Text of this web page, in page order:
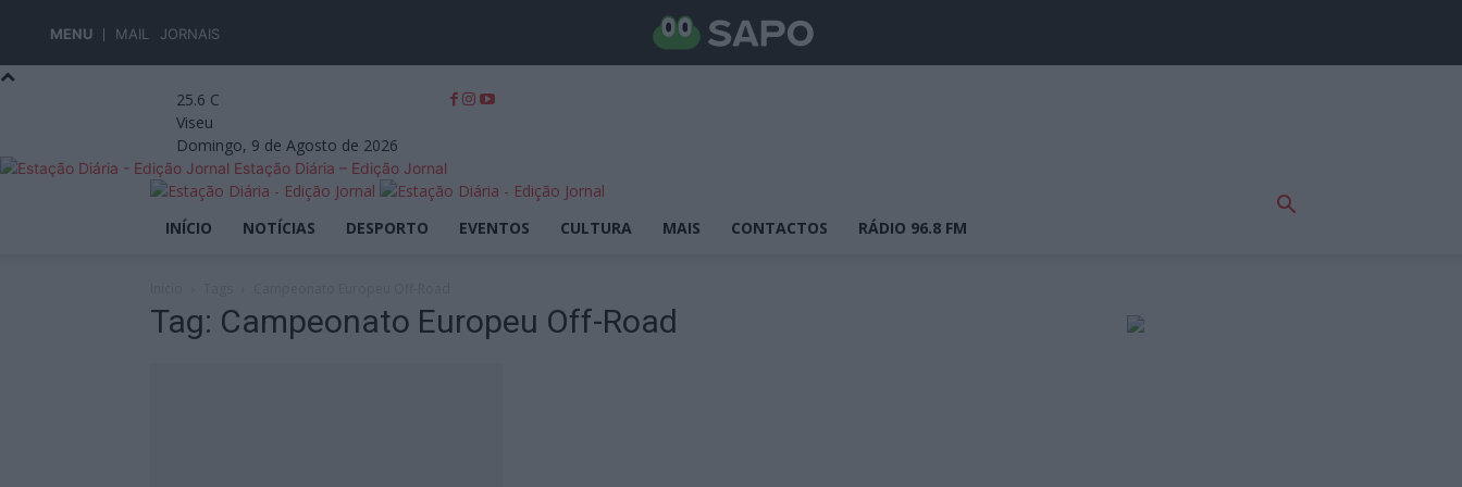
MENU MAIL JORNAIS
25.6 C
Viseu
Domingo, 9 de Agosto de 2026
Estação Diária – Edição Jornal
INÍCIO NOTÍCIAS DESPORTO EVENTOS CULTURA MAIS CONTACTOS RÁDIO 96.8 FM
Tag: Campeonato Europeu Off-Road